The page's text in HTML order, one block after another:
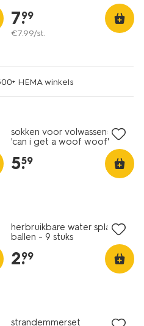
7.
99
€7.99/st.
HEMA winkels
sokken voor volwassenen
'can i get a woof woof'
5.
59
herbruikbare water splash
ballen - 9 stuks
2.
99
strandemmerset